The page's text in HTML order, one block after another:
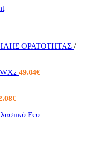
ΟΡΑΤΟΤΗΤΑΣ /
WX2 49.04€
€